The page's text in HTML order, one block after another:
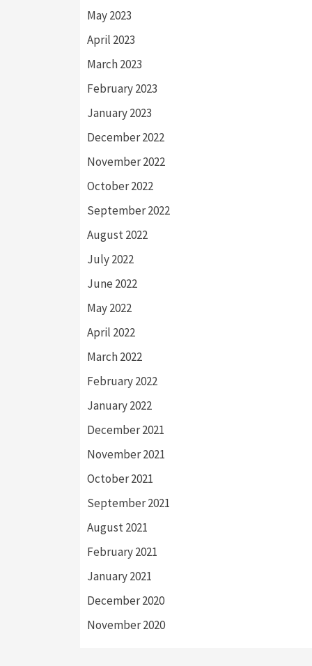
May 2023
April 2023
March 2023
February 2023
January 2023
December 2022
November 2022
October 2022
September 2022
August 2022
July 2022
June 2022
May 2022
April 2022
March 2022
February 2022
January 2022
December 2021
November 2021
October 2021
September 2021
August 2021
February 2021
January 2021
December 2020
November 2020